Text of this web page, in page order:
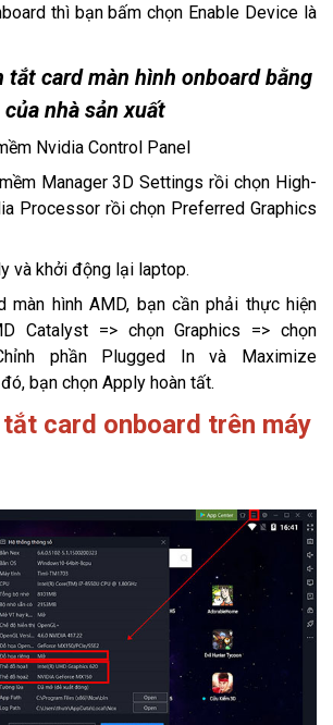
thì bạn bấm chọn Enable Device là
tắt card màn hình onboard bằng
nhà sản xuất
Nvidia Control Panel
Manager 3D Settings rồi chọn High-
Processor rồi chọn Preferred Graphics
và khởi động lại laptop.
màn hình AMD, bạn cần phải thực hiện
Catalyst => chọn Graphics => chọn
phần Plugged In và Maximize
bạn chọn Apply hoàn tất.
card onboard trên máy